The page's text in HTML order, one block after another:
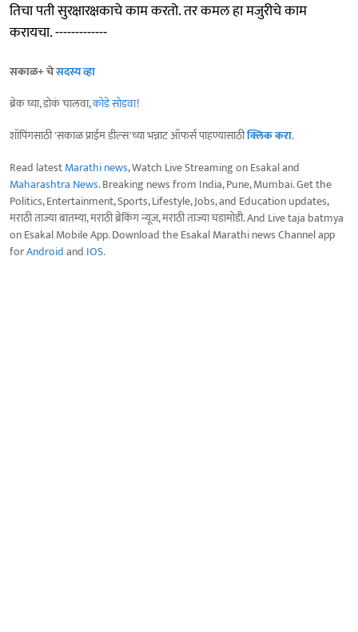
तिचा पती सुरक्षारक्षकाचे काम करतो. तर कमल हा मजुरीचे काम
करायचा. -------------
सकाळ+ चेसदस्य व्हा
ब्रेक घ्या, डोकं चालवा,कोडे सोडवा!
शॉपिंगसाठी 'सकाळ प्राईम डील्स'च्या भन्नाट ऑफर्स पाहण्यासाठीक्लिक करा.
Read latestMarathi news, Watch Live Streaming on Esakal and
Maharashtra News. Breaking news from India, Pune, Mumbai. Get the
Politics, Entertainment, Sports, Lifestyle, Jobs, and Education updates,
मराठी ताज्या बातम्या, मराठी ब्रेकिंग न्यूज, मराठी ताज्या घडामोडी. And Live taja batmya
on Esakal Mobile App. Download the Esakal Marathi news Channel app
forAndroidand IOS.